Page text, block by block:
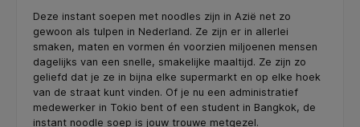
Deze instant soepen met noodles zijn in Azië net zo
gewoon als tulpen in Nederland. Ze zijn er in allerlei
smaken, maten en vormen én voorzien miljoenen mensen
dagelijks van een snelle, smakelijke maaltijd. Ze zijn zo
geliefd dat je ze in bijna elke supermarkt en op elke hoek
van de straat kunt vinden. Of je nu een administratief
medewerker in Tokio bent of een student in Bangkok, de
instant noodle soep is jouw trouwe metgezel.